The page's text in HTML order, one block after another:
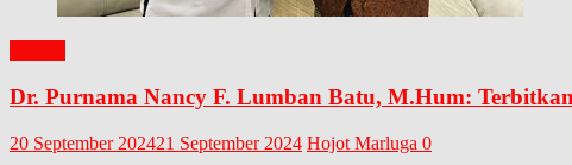
Dr. Purnama Nancy F. Lumban Batu, M.Hum:
20 September 202421 September 2024 Hojot Marluga 0